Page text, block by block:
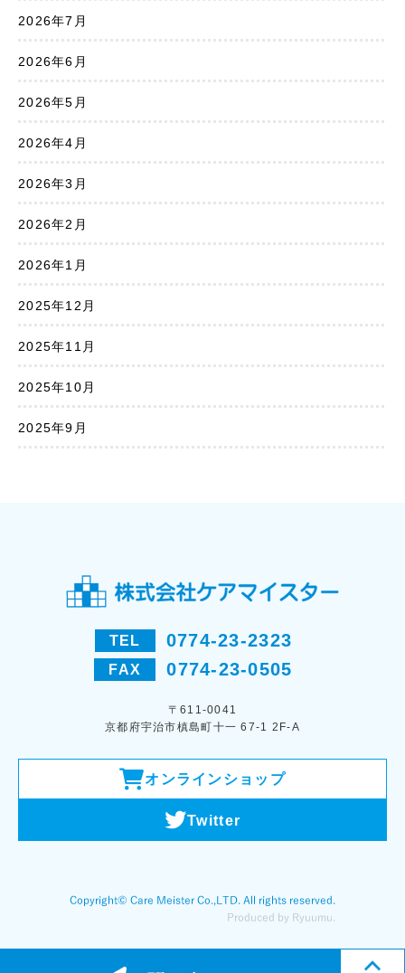
2026年7月
2026年6月
2026年5月
2026年4月
2026年3月
2026年2月
2026年1月
2025年12月
2025年11月
2025年10月
2025年9月
TEL 0774-23-2323
FAX 0774-23-0505
〒611-0041
京都府宇治市槙島町十一 67-1 2F-A
オンラインショップ
Twitter